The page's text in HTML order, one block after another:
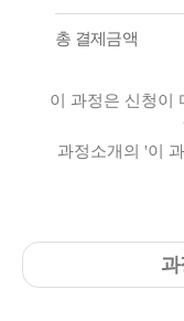
총 결제금액
이 과정은 신청이
과정소개의 '이
과